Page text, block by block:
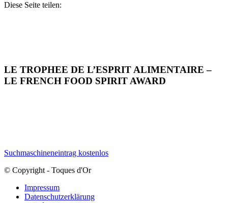
Diese Seite teilen:
LE TROPHEE DE L’ESPRIT ALIMENTAIRE –
LE FRENCH FOOD SPIRIT AWARD
Suchmaschineneintrag kostenlos
© Copyright - Toques d'Or
Impressum
Datenschutzerklärung